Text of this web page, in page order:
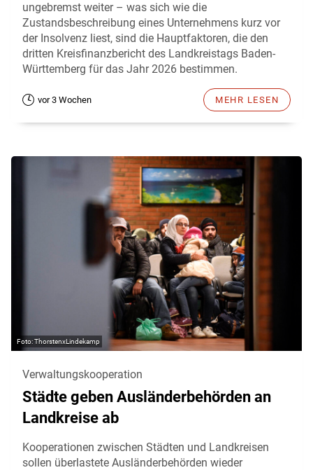
ungebremst weiter – was sich wie die
Zustandsbeschreibung eines Unternehmens kurz vor
der Insolvenz liest, sind die Hauptfaktoren, die den
dritten Kreisfinanzbericht des Landkreistags Baden-
Württemberg für das Jahr 2026 bestimmen.
vor 3 Wochen MEHR LESEN
ThorstenxLindekamp
Verwaltungskooperation
Städte geben Ausländerbehörden an
Landkreise ab
Kooperationen zwischen Städten und Landkreisen
sollen überlastete Ausländerbehörden wieder